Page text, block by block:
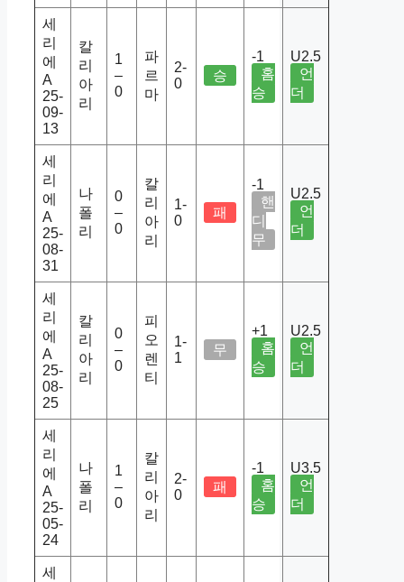
세
리
에
A
25-
09-
13
칼
리
아
리
1
–
0
파
르
마
2-
0
승
-1
홈
승
U2.5
언
더
세
리
에
A
25-
08-
31
나
폴
리
0
–
0
칼
리
아
리
1-
0
패
-1
핸
디
무
U2.5
언
더
세
리
에
A
25-
08-
25
칼
리
아
리
0
–
0
피
오
렌
티
1-
1
무
+1
홈
승
U2.5
언
더
세
리
에
A
25-
05-
24
나
폴
리
1
–
0
칼
리
아
리
2-
0
패
-1
홈
승
U3.5
언
더
세